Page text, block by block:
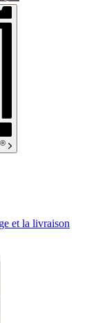
®
et la livraison